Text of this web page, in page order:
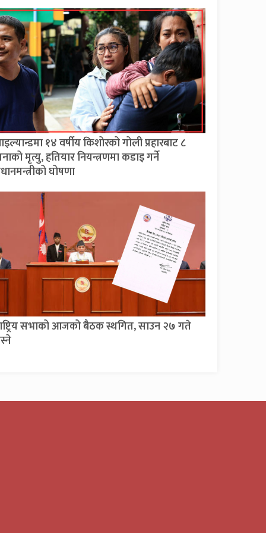
१४ वर्षीय किशोरको गोली प्रहारबाट ८
मृत्यु, हतियार नियन्त्रणमा कडाइ गर्ने
घोषणा
सभाको आजको बैठक स्थगित, साउन २७ गते